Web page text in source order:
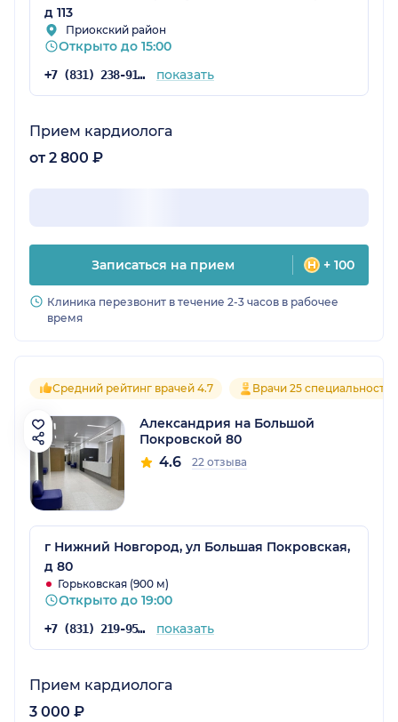
д 113
Приокский район
Открыто до 15:00
+7 (831) 238-91-02 показать
Прием кардиолога
от 2 800 ₽
Записаться на прием + 100
Клиника перезвонит в течение 2-3 часов в рабочее
время
Средний рейтинг врачей 4.7 Врачи 25 специальностей
Александрия на Большой
Покровской 80
4.6 22 отзыва
г Нижний Новгород, ул Большая Покровская,
д 80
Горьковская (900 м)
Открыто до 19:00
+7 (831) 219-95-07 показать
Прием кардиолога
3 000 ₽